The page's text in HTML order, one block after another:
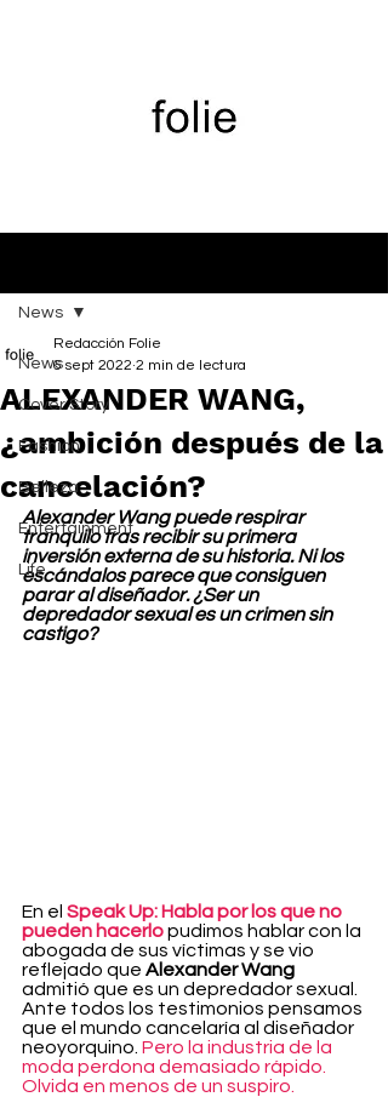
News
Cover Story
Fashion
Belleza
Entertainment
Life
News
ALEXANDER WANG,
¿ambición después de la
cancelación?
Redacción Folie
6 sept 2022 2 min de lectura
Alexander Wang puede respirar
tranquilo tras recibir su primera
inversión externa de su historia. Ni los
escándalos parece que consiguen
parar al diseñador. ¿Ser un
depredador sexual es un crimen sin
castigo?
En el Speak Up: Habla por los que no
pueden hacerlo pudimos hablar con la
abogada de sus víctimas y se vio
reflejado que Alexander Wang
admitió que es un depredador sexual.
Ante todos los testimonios pensamos
que el mundo cancelaría al diseñador
neoyorquino. Pero la industria de la
moda perdona demasiado rápido.
Olvida en menos de un suspiro.